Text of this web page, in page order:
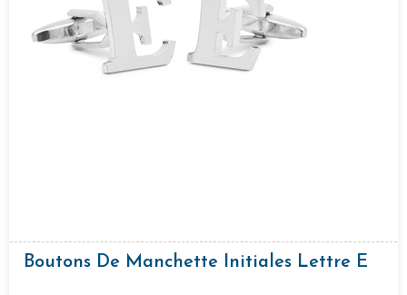
Boutons De Manchette Initiales Lettre E